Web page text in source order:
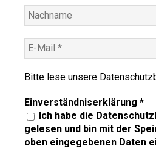
Bitte lese unsere
Einverständniserklärung *
Ich habe die
gelesen und bin mit der
oben eingegebenen Daten